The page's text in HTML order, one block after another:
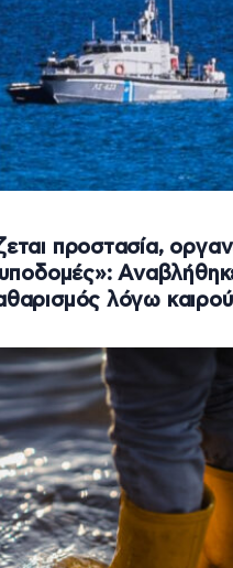
προστασία,
υποδομές»:
λόγω καιρού